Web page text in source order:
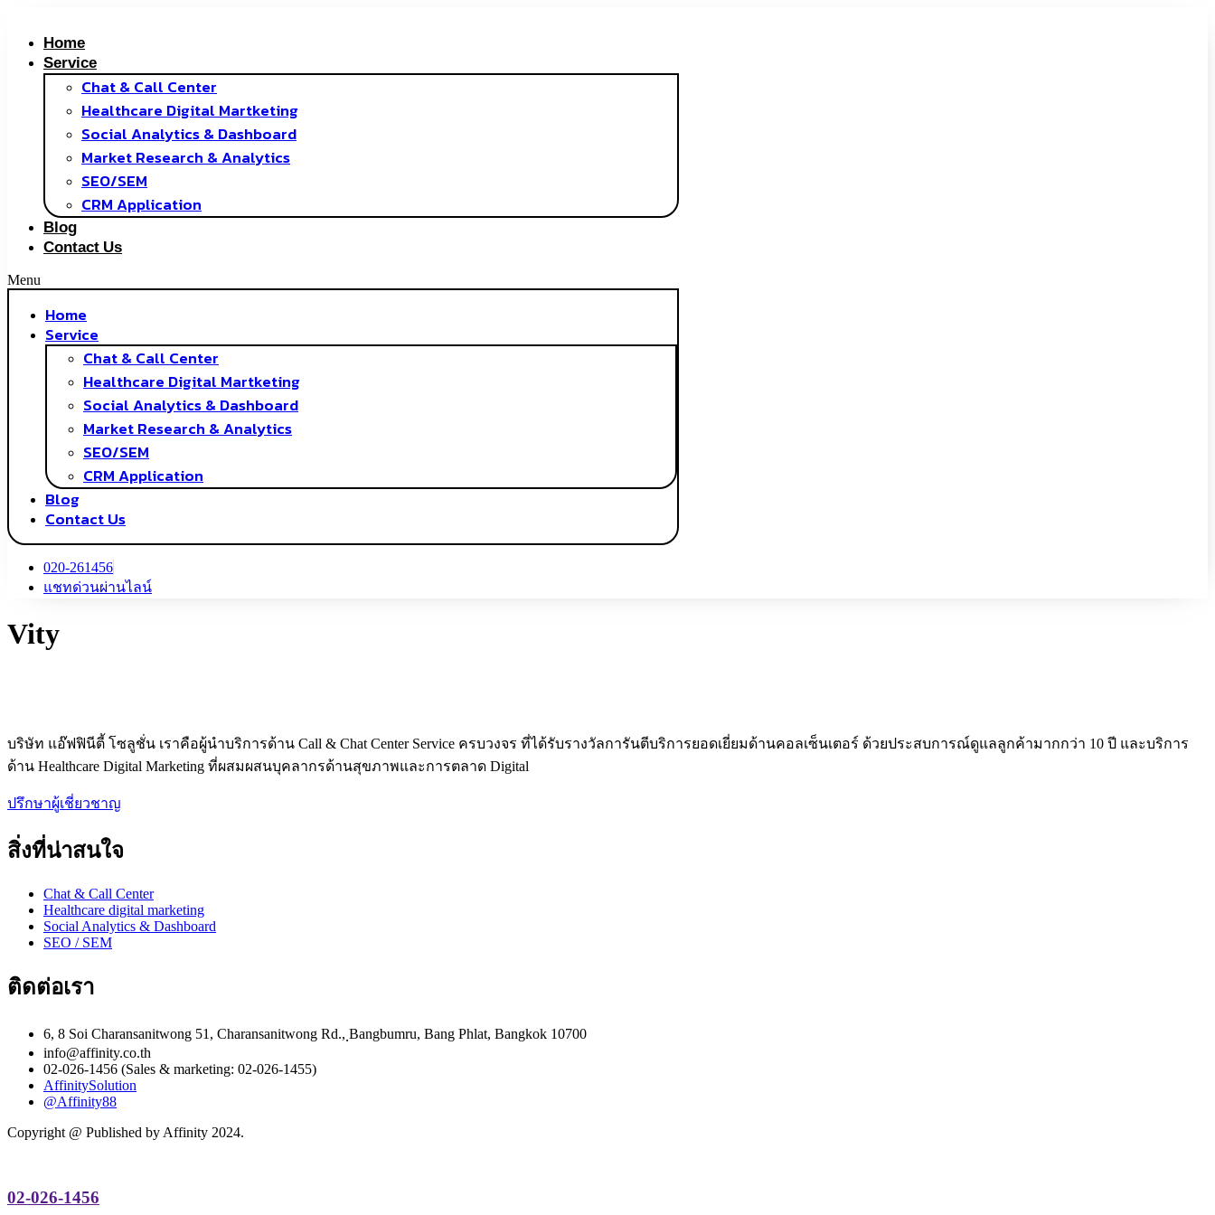
contentHome
Service
Chat & Call Center
Healthcare Digital Martketing
Social Analytics & Dashboard
Market Research & Analytics
SEO/SEM
CRM Application
Blog
Contact Us
Menu
Home
Service
Chat & Call Center
Healthcare Digital Martketing
Social Analytics & Dashboard
Market Research & Analytics
SEO/SEM
CRM Application
Blog
Contact Us
020-261456
แชทด่วนผ่านไลน์
Vity
บริษัท แอ๊ฟฟินีตี้ โซลูชั่น เราคือผู้นำบริการด้าน Call & Chat Center Service ครบวงจร ที่ได้รับรางวัลการันตีบริการยอดเยี่ยมด้านคอลเซ็นเตอร์ ด้วยประสบการณ์ดูแลลูกค้ามากกว่า 10 ปี และบริการ
ด้าน Healthcare Digital Marketing ที่ผสมผสนบุคลากรด้านสุขภาพและการตลาด Digital
ปรึกษาผู้เชี่ยวชาญ
สิ่งที่น่าสนใจ
Chat & Call Center
Healthcare digital marketing
Social Analytics & Dashboard
SEO / SEM
ติดต่อเรา
6, 8 Soi Charansanitwong 51, Charansanitwong Rd., ฺBangbumru, Bang Phlat, Bangkok 10700
info@affinity.co.th
02-026-1456 (Sales & marketing: 02-026-1455)
AffinitySolution
@Affinity88
Copyright @ Published by Affinity 2024.
02-026-1456